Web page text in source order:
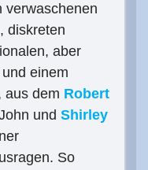
verwaschenen
diskreten
aber
einem
aus dem Robert
und Shirley
So